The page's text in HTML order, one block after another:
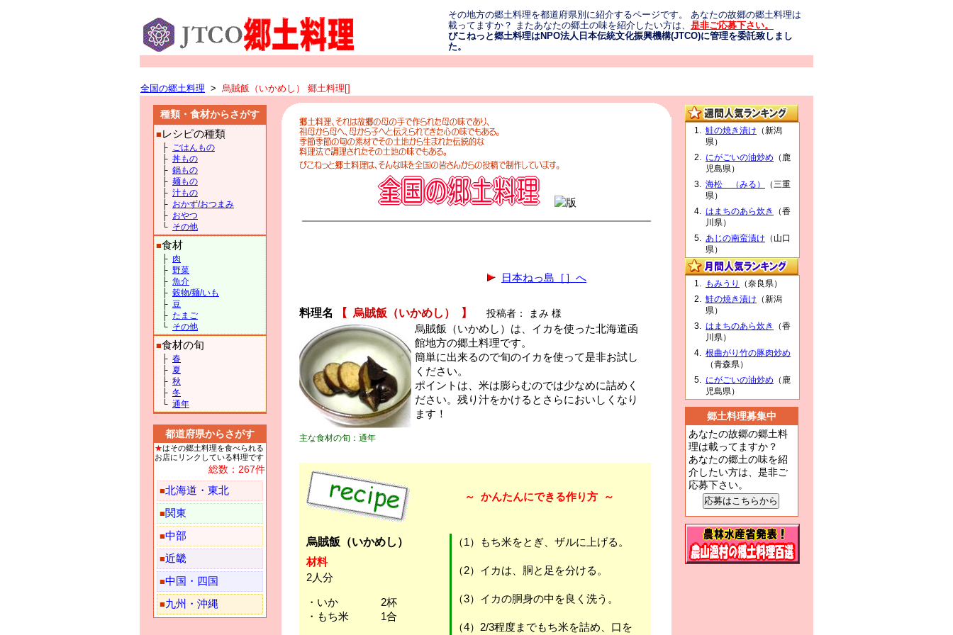
その地方の郷土料理を都道府県別に紹介するページです。 あなたの故郷の郷土料理は
載ってますか？ またあなたの郷土の味を紹介したい方は、 是非ご応募下さい。
ぴこねっと郷土料理はNPO法人日本伝統文化振興機構(JTCO)に管理を委託致しまし
た。
全国の郷土料理 > 烏賊飯（いかめし） 郷土料理[]
種類・食材からさがす
■ レシピの種類
├ ごはんもの
├ 丼もの
├ 鍋もの
├ 麺もの
├ 汁もの
├ おかず/おつまみ
├ おやつ
└ その他
■食材
├ 肉
├ 野菜
├ 魚介
├ 穀物/麺/いも
├ 豆
├ たまご
└ その他
■食材の旬
├ 春
├ 夏
├ 秋
├ 冬
└ 通年
都道府県からさがす
★はその郷土料理を食べられる
お店にリンクしている料理です
総数：267件
■北海道・東北
■関東
■中部
■近畿
■中国・四国
■九州・沖縄
日本ねっ島［］へ
料理名 【 烏賊飯（いかめし） 】
投稿者： まみ 様
烏賊飯（いかめし）は、イカを使った北海道函
館地方の郷土料理です。
簡単に出来るので旬のイカを使って是非お試し
ください。
ポイントは、米は膨らむのでは少なめに詰めく
ださい。残り汁をかけるとさらにおいしくなり
ます！
主な食材の旬：通年
～ かんたんにできる作り方 ～
烏賊飯（いかめし）
材料
2人分
・いか 2杯
・もち米 1合
（1）もち米をとぎ、ザルに上げる。
（2）イカは、胴と足を分ける。
（3）イカの胴身の中を良く洗う。
（4）2/3程度までもち米を詰め、口を
鮭の焼き漬け （新潟
県）
にがごいの油炒め （鹿
児島県）
海松 （みる）
（三重
県）
はまちのあら炊き
（香
川県）
あじの南蛮漬け （山口
県）
もみうり
（奈良県）
鮭の焼き漬け （新潟
県）
はまちのあら炊き
（香
川県）
根曲がり竹の豚肉炒め
（青森県）
にがごいの油炒め （鹿
児島県）
郷土料理募集中
あなたの故郷の郷土料
理は載ってますか？
あなたの郷土の味を紹
介したい方は、是非ご
応募下さい。